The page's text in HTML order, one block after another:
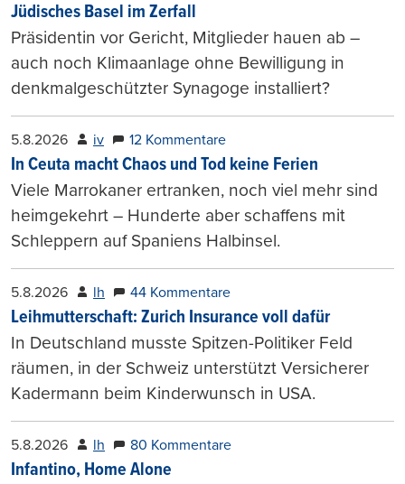
Jüdisches Basel im Zerfall
Präsidentin vor Gericht, Mitglieder hauen ab –
auch noch Klimaanlage ohne Bewilligung in
denkmalgeschützter Synagoge installiert?
5.8.2026 iv 12 Kommentare
In Ceuta macht Chaos und Tod keine Ferien
Viele Marrokaner ertranken, noch viel mehr sind
heimgekehrt – Hunderte aber schaffens mit
Schleppern auf Spaniens Halbinsel.
5.8.2026 lh 44 Kommentare
Leihmutterschaft: Zurich Insurance voll dafür
In Deutschland musste Spitzen-Politiker Feld
räumen, in der Schweiz unterstützt Versicherer
Kadermann beim Kinderwunsch in USA.
5.8.2026 lh 80 Kommentare
Infantino, Home Alone